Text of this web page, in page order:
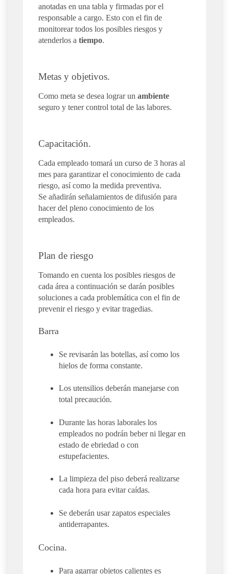
anotadas en una tabla y firmadas por el
responsable a cargo. Esto con el fin de
monitorear todos los posibles riesgos y
atenderlos a tiempo.
Metas y objetivos.
Como meta se desea lograr un ambiente
seguro y tener control total de las labores.
Capacitación.
Cada empleado tomará un curso de 3 horas al
mes para garantizar el conocimiento de cada
riesgo, así como la medida preventiva.
Se añadirán señalamientos de difusión para
hacer del pleno conocimiento de los
empleados.
Plan de riesgo
Tomando en cuenta los posibles riesgos de
cada área a continuación se darán posibles
soluciones a cada problemática con el fin de
prevenir el riesgo y evitar tragedias.
Barra
Se revisarán las botellas, así como los
hielos de forma constante.
Los utensilios deberán manejarse con
total precaución.
Durante las horas laborales los
empleados no podrán beber ni llegar en
estado de ebriedad o con
estupefacientes.
La limpieza del piso deberá realizarse
cada hora para evitar caídas.
Se deberán usar zapatos especiales
antiderrapantes.
Cocina.
Para agarrar objetos calientes es